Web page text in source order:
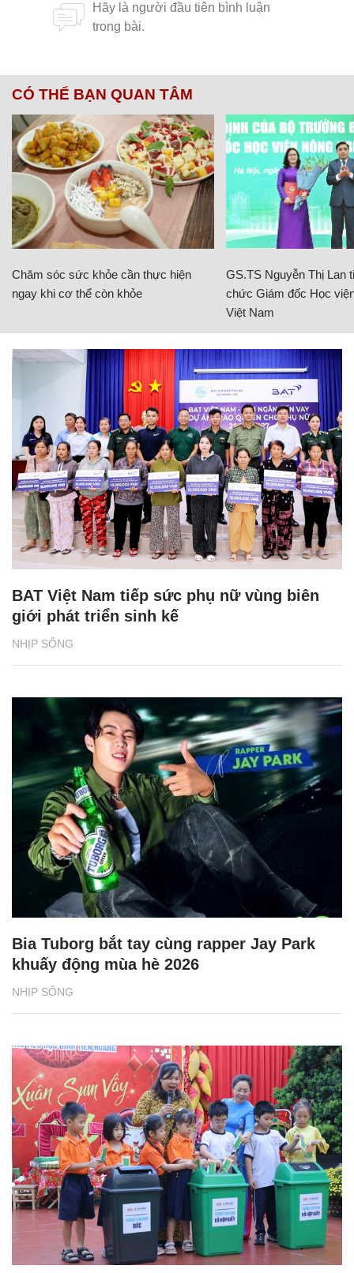
CÓ THỂ BẠN QUAN TÂM
Chăm sóc sức khỏe cần thực hiện
ngay khi cơ thể còn khỏe
GS.TS Nguyễn Thị Lan
chức Giám đốc Học
Việt Nam
NHỊP SỐNG
BAT Việt Nam tiếp sức phụ nữ vùng biên
giới phát triển sinh kế
NHỊP SỐNG
Bia Tuborg bắt tay cùng rapper Jay Park
khuấy động mùa hè 2026